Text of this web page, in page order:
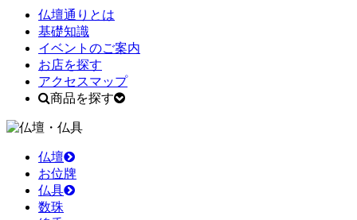
仏壇通りとは
基礎知識
イベントのご案内
お店を探す
アクセスマップ
商品を探す
仏壇
お位牌
仏具
数珠